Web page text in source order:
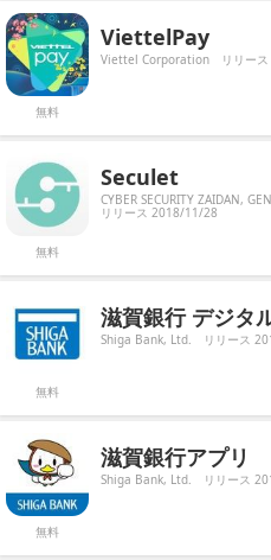
無料
ViettelPay
Viettel Corporation リリー
無料
Seculet
CYBER SECURITY ZAIDAN,
リリース 2018/11/28
無料
滋賀銀行 デジタ
Shiga Bank, Ltd. リリース
無料
滋賀銀行アプリ
Shiga Bank, Ltd. リリース